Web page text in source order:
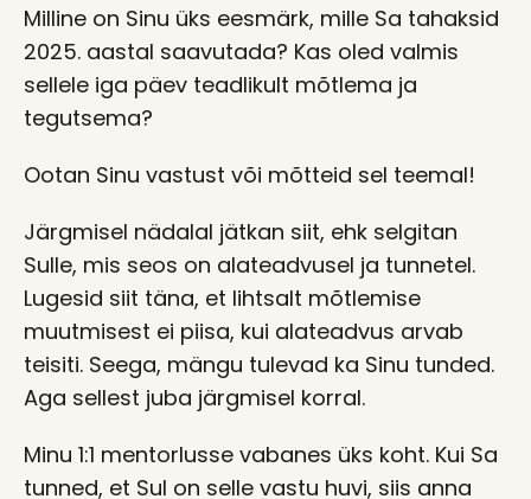
Milline on Sinu üks eesmärk, mille Sa tahaksid
2025. aastal saavutada? Kas oled valmis
sellele iga päev teadlikult mõtlema ja
tegutsema?
Ootan Sinu vastust või mõtteid sel teemal!
Järgmisel nädalal jätkan siit, ehk selgitan
Sulle, mis seos on alateadvusel ja tunnetel.
Lugesid siit täna, et lihtsalt mõtlemise
muutmisest ei piisa, kui alateadvus arvab
teisiti. Seega, mängu tulevad ka Sinu tunded.
Aga sellest juba järgmisel korral.
Minu 1:1 mentorlusse vabanes üks koht. Kui Sa
tunned, et Sul on selle vastu huvi, siis anna